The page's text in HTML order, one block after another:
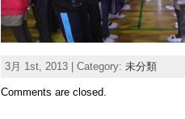
3月 1st, 2013 | Category: 未分類
Comments are closed.